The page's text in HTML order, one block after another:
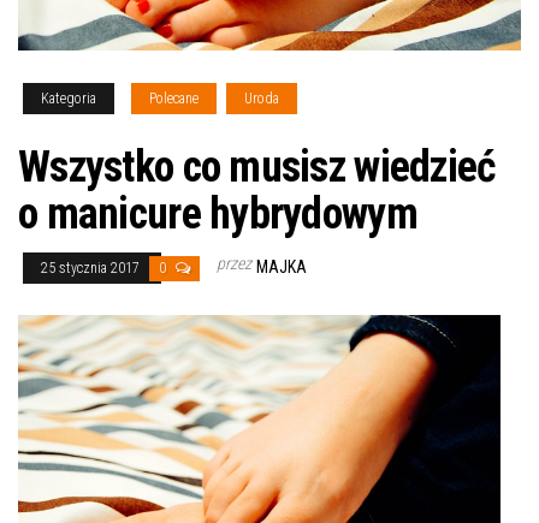
Kategoria Polecane Uroda
Wszystko co musisz wiedzieć
o manicure hybrydowym
25 stycznia 2017 0 przez MAJKA